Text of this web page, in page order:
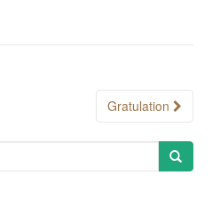
Gratulation